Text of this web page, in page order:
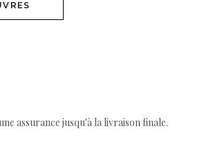
assurance jusqu'à la livraison finale.